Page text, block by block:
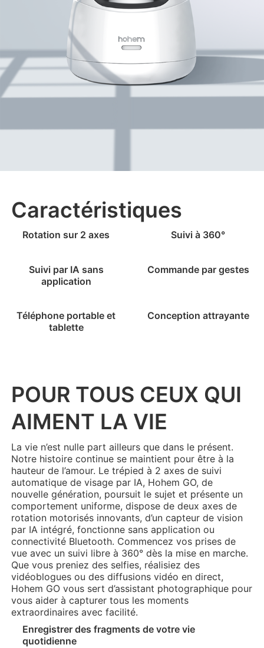
iSteady M6
iSteady Q Hohem GO
Microphone sans fil
Caractéristiques
Rotation sur 2 axes Suivi à 360°
Suivi par IA sans
application
Commande par gestes
Téléphone portable et
tablette
Conception attrayante
POUR TOUS CEUX QUI
AIMENT LA VIE
La vie n’est nulle part ailleurs que dans le présent.
Notre histoire continue se maintient pour être à la
hauteur de l’amour. Le trépied à 2 axes de suivi
automatique de visage par IA, Hohem GO, de
nouvelle génération, poursuit le sujet et présente un
comportement uniforme, dispose de deux axes de
rotation motorisés innovants, d’un capteur de vision
par IA intégré, fonctionne sans application ou
connectivité Bluetooth. Commencez vos prises de
vue avec un suivi libre à 360° dès la mise en marche.
Que vous preniez des selfies, réalisiez des
vidéoblogues ou des diffusions vidéo en direct,
Hohem GO vous sert d’assistant photographique pour
vous aider à capturer tous les moments
extraordinaires avec facilité.
Enregistrer des fragments de votre vie
quotidienne